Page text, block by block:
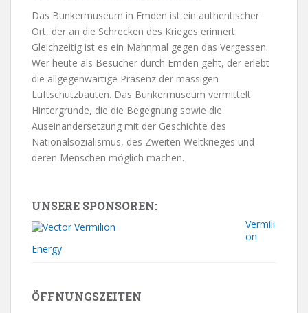
Das Bunkermuseum in Emden ist ein authentischer
Ort, der an die Schrecken des Krieges erinnert.
Gleichzeitig ist es ein Mahnmal gegen das Vergessen.
Wer heute als Besucher durch Emden geht, der erlebt
die allgegenwärtige Präsenz der massigen
Luftschutzbauten. Das Bunkermuseum vermittelt
Hintergründe, die die Begegnung sowie die
Auseinandersetzung mit der Geschichte des
Nationalsozialismus, des Zweiten Weltkrieges und
deren Menschen möglich machen.
UNSERE SPONSOREN:
Vermili
on
Energy
ÖFFNUNGSZEITEN